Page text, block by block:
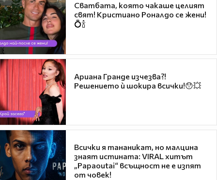
Сватбата, която чакаше целият
свят! Кристиано Роналдо се жени!
💍🍾
Ариана Гранде изчезва?!
Решението ѝ шокира всички!😯💥
Всички я тананикат, но малцина
знаят истината: VIRAL хитът
„Papaoutai“ всъщност не е изпят
от човек!